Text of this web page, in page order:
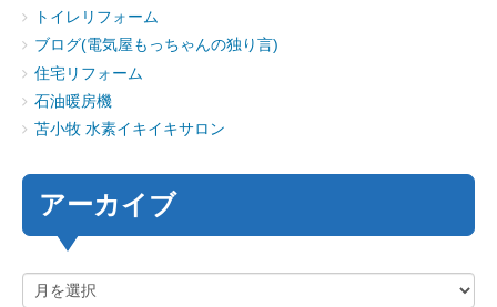
トイレリフォーム
ブログ(電気屋もっちゃんの独り言)
住宅リフォーム
石油暖房機
苫小牧 水素イキイキサロン
アーカイブ